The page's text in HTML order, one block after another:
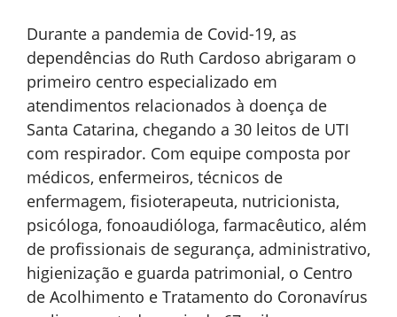
Durante a pandemia de Covid-19, as
dependências do Ruth Cardoso abrigaram o
primeiro centro especializado em
atendimentos relacionados à doença de
Santa Catarina, chegando a 30 leitos de UTI
com respirador. Com equipe composta por
médicos, enfermeiros, técnicos de
enfermagem, fisioterapeuta, nutricionista,
psicóloga, fonoaudióloga, farmacêutico, além
de profissionais de segurança, administrativo,
higienização e guarda patrimonial, o Centro
de Acolhimento e Tratamento do Coronavírus